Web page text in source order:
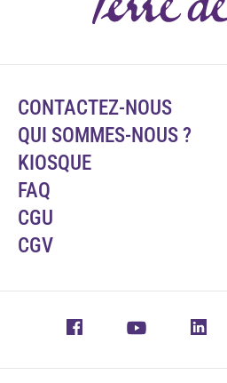
CONTACTEZ-NOUS
QUI SOMMES-NOUS ?
KIOSQUE
FAQ
CGU
CGV